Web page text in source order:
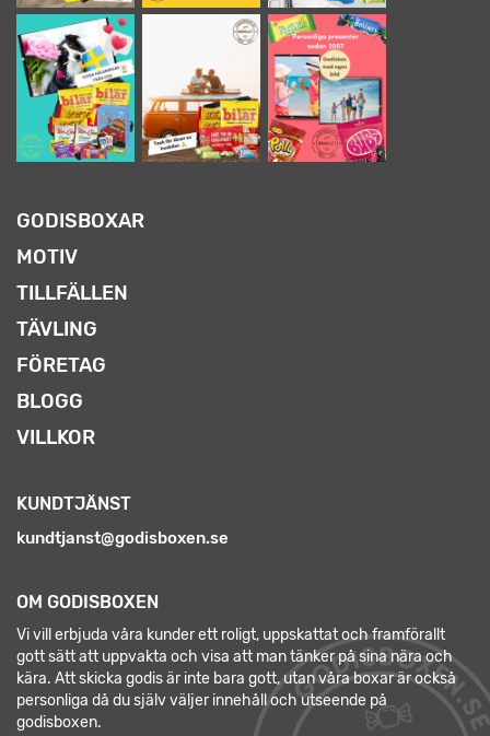
GODISBOXAR
MOTIV
TILLFÄLLEN
TÄVLING
FÖRETAG
BLOGG
VILLKOR
KUNDTJÄNST
kundtjanst@godisboxen.se
OM GODISBOXEN
Vi vill erbjuda våra kunder ett roligt, uppskattat och framförallt
gott sätt att uppvakta och visa att man tänker på sina nära och
kära. Att skicka godis är inte bara gott, utan våra boxar är också
personliga då du själv väljer innehåll och utseende på
godisboxen.